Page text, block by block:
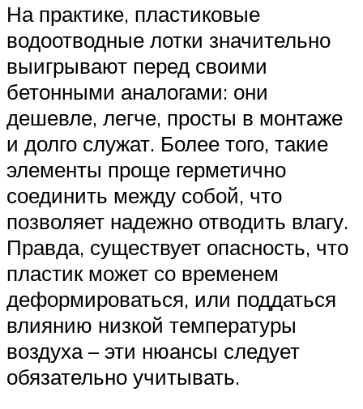
На практике, пластиковые
водоотводные лотки значительно
выигрывают перед своими
бетонными аналогами: они
дешевле, легче, просты в монтаже
и долго служат. Более того, такие
элементы проще герметично
соединить между собой, что
позволяет надежно отводить влагу.
Правда, существует опасность, что
пластик может со временем
деформироваться, или поддаться
влиянию низкой температуры
воздуха – эти нюансы следует
обязательно учитывать.